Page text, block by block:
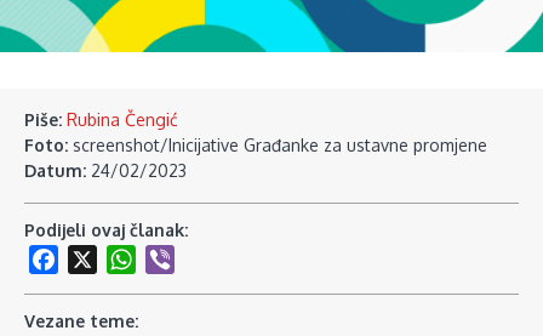
Piše: Rubina Čengić
Foto: screenshot/Inicijative Građanke za ustavne promjene
Datum: 24/02/2023
Podijeli ovaj članak:
Facebook
WhatsApp
Vezane teme: